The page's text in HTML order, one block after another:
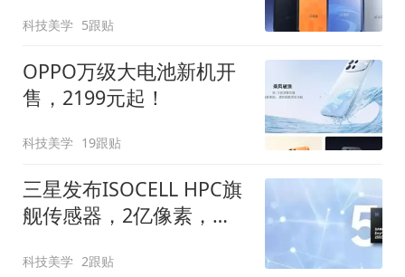
科技美学 5跟贴
OPPO万级大电池新机开
售，2199元起！
科技美学 19跟贴
三星发布ISOCELL HPC旗
舰传感器，2亿像素，
科技美学 2跟贴